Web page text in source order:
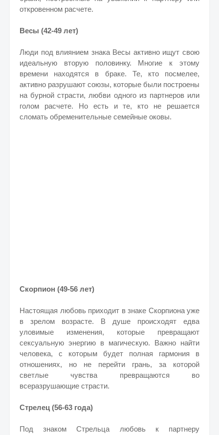
откровенном расчете.
Весы (42-49 лет)
Люди под влиянием знака Весы активно ищут свою
идеальную вторую половинку. Многие к этому
времени находятся в браке. Те, кто посмелее,
активно разрушают союзы, которые были построены
на бурной страсти, любви одного из партнеров или
голом расчете. Но есть и те, кто не решается
сломать обременительные семейные оковы.
Скорпион (49-56 лет)
Настоящая любовь приходит в знаке Скорпиона уже
в зрелом возрасте. В душе происходят едва
уловимые изменения, которые превращают
сексуальную энергию в магическую. Важно найти
человека, с которым будет полная гармония в
отношениях, но не перейти грань, за которой
светлые чувства превращаются во
всеразрушающие страсти.
Стрелец (56-63 года)
Под знаком Стрельца любовь к партнеру